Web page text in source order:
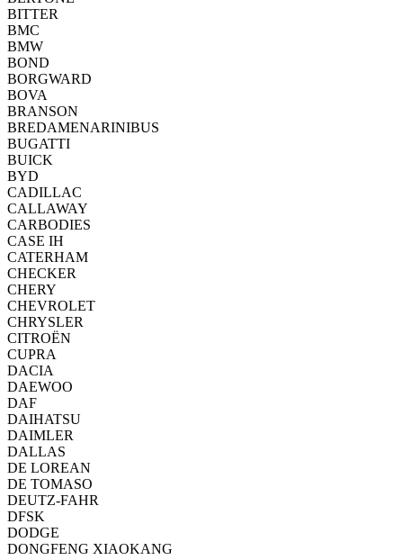
BITTER
BMC
BMW
BOND
BORGWARD
BOVA
BRANSON
BREDAMENARINIBUS
BUGATTI
BUICK
BYD
CADILLAC
CALLAWAY
CARBODIES
CASE IH
CATERHAM
CHECKER
CHERY
CHEVROLET
CHRYSLER
CITROËN
CUPRA
DACIA
DAEWOO
DAF
DAIHATSU
DAIMLER
DALLAS
DE LOREAN
DE TOMASO
DEUTZ-FAHR
DFSK
DODGE
DONGFENG XIAOKANG